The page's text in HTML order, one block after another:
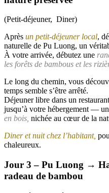
(Petit-déjeuner, Diner)
Après un petit-déjeuner local,
naturelle de Pu Luong, un
À votre arrivée, débutez une
les forêts de bambous et les
Le long du chemin, vous
temps semble s’être arrêté.
Déjeuner libre dans un
jusqu’à votre hébergement —
en bois, nichée au cœur de la
Diner et nuit chez l’habitant,
chaleureux.
Jour 3 – Pu Luong →
radeau de bambou